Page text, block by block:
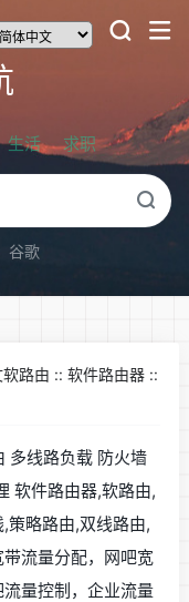
生活 求职
谷歌
路由 :: 软件路由器 ::
多线路负载 防火墙
软件路由器,软路由,
略路由,双线路由,
流量分配，网吧宽
量控制，企业流量